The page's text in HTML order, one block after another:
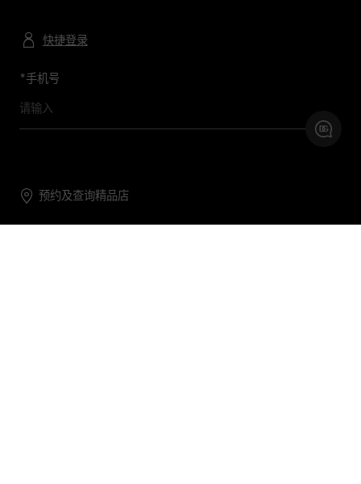
快捷登录
*手机号
预约及查询精品店